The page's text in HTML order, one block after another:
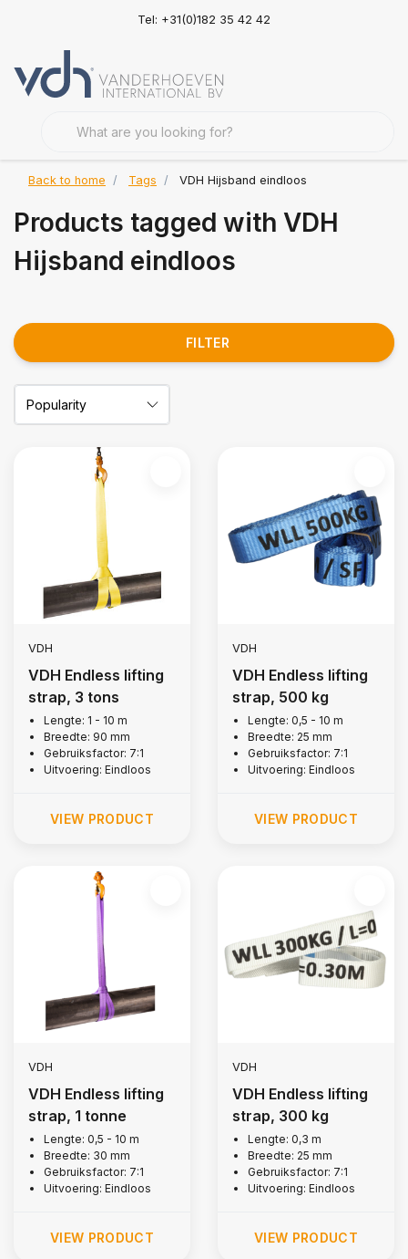
Tel: +31(0)182 35 42 42
Back to home Tags VDH Hijsband eindloos
Products tagged with VDH
Hijsband eindloos
FILTER
VDH
VDH Endless lifting
strap, 3 tons
Lengte: 1 - 10 m
Breedte: 90 mm
Gebruiksfactor: 7:1
Uitvoering: Eindloos
VIEW PRODUCT
VDH
VDH Endless lifting
strap, 500 kg
Lengte: 0,5 - 10 m
Breedte: 25 mm
Gebruiksfactor: 7:1
Uitvoering: Eindloos
VIEW PRODUCT
VDH
VDH Endless lifting
strap, 1 tonne
Lengte: 0,5 - 10 m
Breedte: 30 mm
Gebruiksfactor: 7:1
Uitvoering: Eindloos
VIEW PRODUCT
VDH
VDH Endless lifting
strap, 300 kg
Lengte: 0,3 m
Breedte: 25 mm
Gebruiksfactor: 7:1
Uitvoering: Eindloos
VIEW PRODUCT